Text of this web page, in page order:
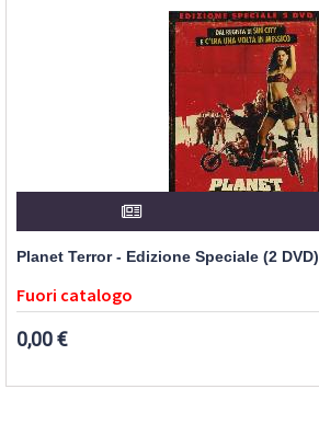
Planet Terror - Edizione Speciale (2 DVD)
Fuori catalogo
0,00 €